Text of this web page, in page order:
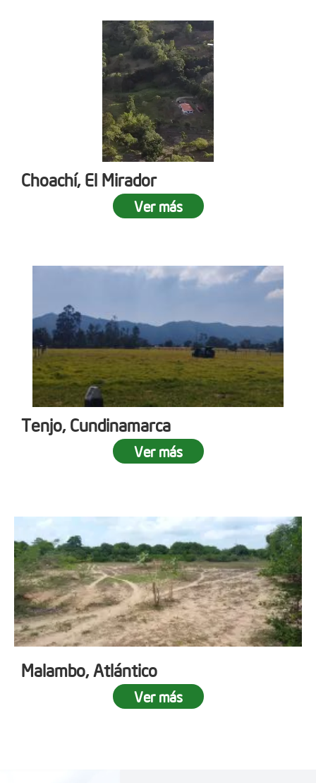
Choachí, El Mirador
Ver más
Tenjo, Cundinamarca
Ver más
Malambo, Atlántico
Ver más